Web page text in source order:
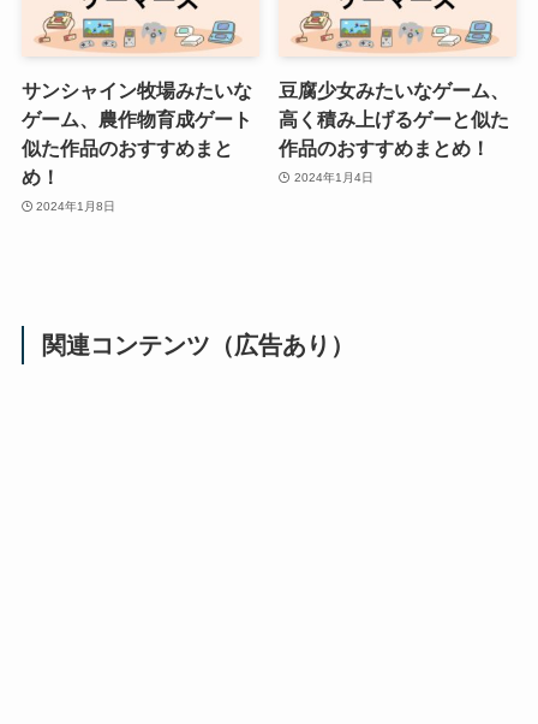
サンシャイン牧場みたいな
ゲーム、農作物育成ゲート
似た作品のおすすめまと
め！
2024年1月8日
豆腐少女みたいなゲーム、
高く積み上げるゲーと似た
作品のおすすめまとめ！
2024年1月4日
関連コンテンツ（広告あり）